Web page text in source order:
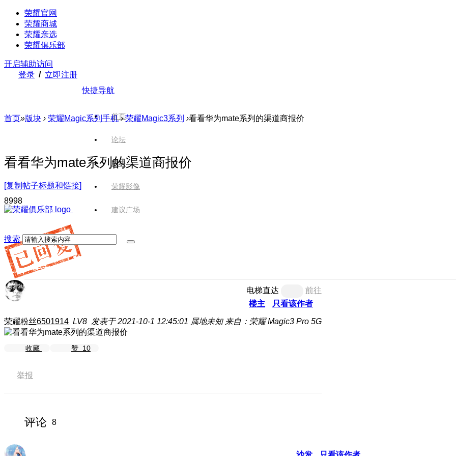
荣耀官网
荣耀商城
荣耀亲选
荣耀俱乐部
开启辅助访问
登录 / 立即注册
快捷导航
首页
论坛
版块
荣耀影像
建议广场
搜索
首页»版块 › 荣耀Magic系列手机 › 荣耀Magic3系列 ›看看华为mate系列的渠道商报价
看看华为mate系列的渠道商报价
[复制帖子标题和链接]
8998
电梯直达
前往
楼主
只看该作者
荣耀粉丝6501914 LV8 发表于 2021-10-1 12:45:01 属地未知 来自：荣耀 Magic3 Pro 5G
收藏 赞 10
举报
评论 8